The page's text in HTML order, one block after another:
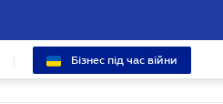
Бізнес під час війни